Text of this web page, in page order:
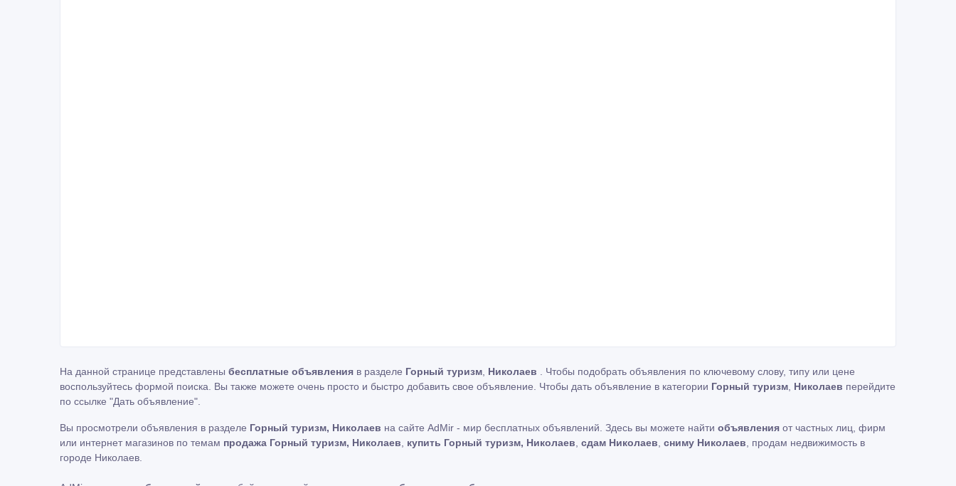
На данной странице представлены бесплатные объявления в разделе Горный туризм Николаев . Чтобы подобрать объявления по ключевому слову, типу или цене
воспользуйтесь формой поиска. Вы также можете очень просто и быстро добавить свое объявление. Чтобы дать объявление в категории Горный туризм Николаев перейдите
по ссылке "Дать объявление"
Вы просмотрели объявления в разделе Горный туризм, Николаев на сайте AdMir - мир бесплатных объявлений. Здесь вы можете найти объявления от частных лиц, фирм
или интернет магазинов по темам продажа Горный туризм, Николаев купить Горный туризм, Николаев сдам Николаев сниму Николаев , продам недвижимость в
городе Николаев.